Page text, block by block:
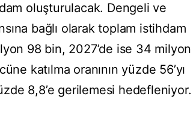
oluşturulacak. Dengeli ve
bağlı olarak toplam istihdam
98 bin, 2027’de ise 34 milyon
katılma oranının yüzde 56’yı
8,8’e gerilemesi hedefleniyor.